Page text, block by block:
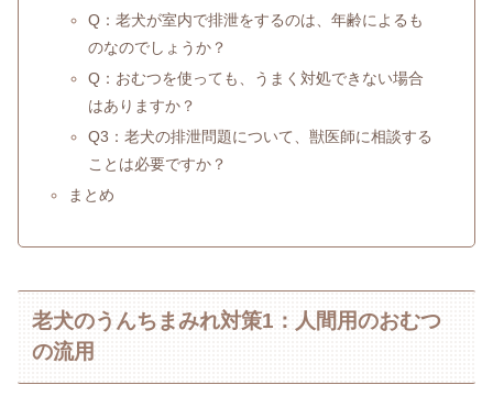
Q：老犬が室内で排泄をするのは、年齢によるも
のなのでしょうか？
Q：おむつを使っても、うまく対処できない場合
はありますか？
Q3：老犬の排泄問題について、獣医師に相談する
ことは必要ですか？
まとめ
老犬のうんちまみれ対策1：人間用のおむつ
の流用